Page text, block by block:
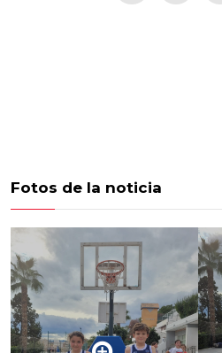
Fotos de la noticia